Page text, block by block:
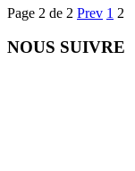
Page 2 de 2 Prev 1 2
NOUS SUIVRE